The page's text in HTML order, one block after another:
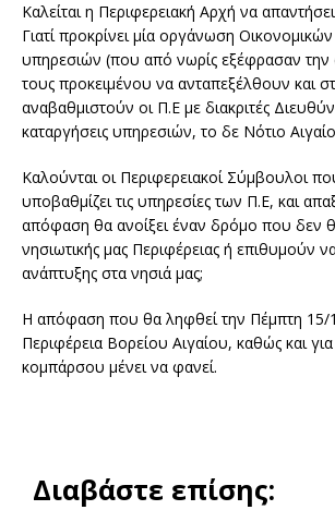
Καλείται η Περιφερειακή Αρχή να
Γιατί προκρίνει μία οργάνωση
υπηρεσιών (που από νωρίς εξέφρασαν την
τους προκειμένου να ανταπεξέλθουν και
αναβαθμιστούν οι Π.Ε με διακριτές
καταργήσεις υπηρεσιών, το δε Νότιο
Καλούνται οι Περιφερειακοί Σύμβουλοι
υποβαθμίζει τις υπηρεσίες των Π.Ε, και
απόφαση θα ανοίξει έναν δρόμο που δεν
νησιωτικής μας Περιφέρειας ή επιθυμούν
ανάπτυξης στα νησιά μας;
Η απόφαση που θα ληφθεί την Πέμπτη 15/
Περιφέρεια Βορείου Αιγαίου, καθώς και
κομπάρσου μένει να φανεί.
Διαβάστε επίσης: